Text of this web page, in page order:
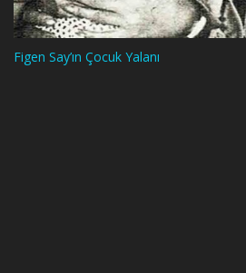
Figen Say’ın Çocuk Yalanı